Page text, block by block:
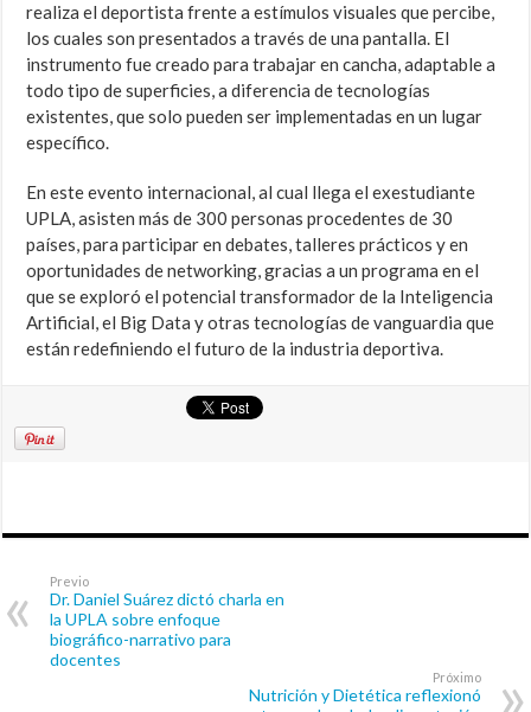
realiza el deportista frente a estímulos visuales que percibe,
los cuales son presentados a través de una pantalla. El
instrumento fue creado para trabajar en cancha, adaptable a
todo tipo de superficies, a diferencia de tecnologías
existentes, que solo pueden ser implementadas en un lugar
específico.
En este evento internacional, al cual llega el exestudiante
UPLA, asisten más de 300 personas procedentes de 30
países, para participar en debates, talleres prácticos y en
oportunidades de networking, gracias a un programa en el
que se exploró el potencial transformador de la Inteligencia
Artificial, el Big Data y otras tecnologías de vanguardia que
están redefiniendo el futuro de la industria deportiva.
Previo
Dr. Daniel Suárez dictó charla en
la UPLA sobre enfoque
biográfico-narrativo para
docentes
Próximo
Nutrición y Dietética reflexionó